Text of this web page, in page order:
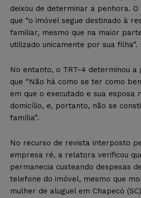
deixou de determinar a penhora.
que “o imóvel segue destinado à
familiar, mesmo que na maior
utilizado unicamente por sua filha”.
No entanto, o TRT-4 determinou a
que “Não há como se ter como
em que o executado e sua esposa
domicílio, e, portanto, não se
família”.
No recurso de revista interposto
empresa ré, a relatora verificou
permanecia custeando despesas
telefone do imóvel, mesmo que
mulher de aluguel em Chapecó